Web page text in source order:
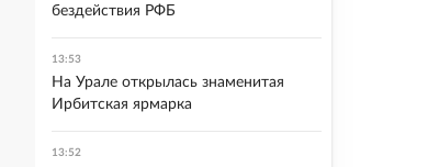
бездействия РФБ
13:53
На Урале открылась знаменитая
Ирбитская ярмарка
13:52